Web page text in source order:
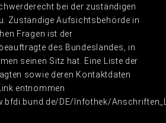
bei der zuständigen
Zuständige Aufsichtsbehörde in
Fragen ist der
des Bundeslandes, in
seinen Sitz hat. Eine Liste der
sowie deren Kontaktdaten
entnommen
DE/Infothek/